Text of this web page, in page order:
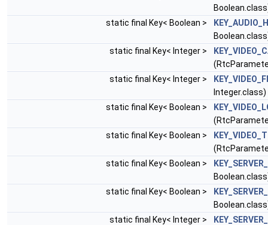
static final Key< Boolean >
static final Key< Integer >
static final Key< Integer >
Integer.class)
static final Key< Boolean >
static final Key< Boolean >
static final Key< Boolean >
static final Key< Boolean >
static final Key< Integer >